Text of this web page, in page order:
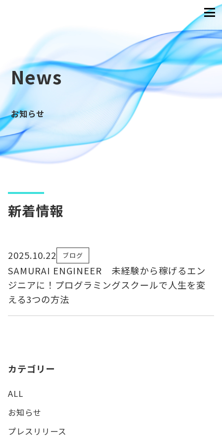
News
お知らせ
新着情報
2025.10.22 ブログ
SAMURAI ENGINEER 未経験から稼げるエン
ジニアに！プログラミングスクールで人生を変
える3つの方法
カテゴリー
ALL
お知らせ
プレスリリース